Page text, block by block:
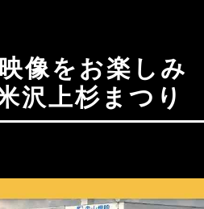
沢上杉まつり